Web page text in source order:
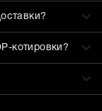
котировки?